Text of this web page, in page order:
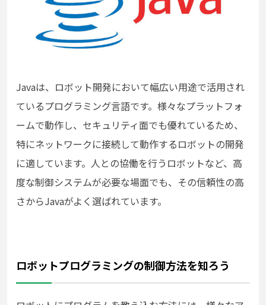
Javaは、ロボット開発において幅広い用途で活用され
ているプログラミング言語です。様々なプラットフォ
ームで動作し、セキュリティ面でも優れているため、
特にネットワークに接続して動作するロボットの開発
に適しています。人との協働を行うロボットなど、高
度な制御システムが必要な場面でも、その信頼性の高
さからJavaがよく選ばれています。
ロボットプログラミングの制御方法を知ろう